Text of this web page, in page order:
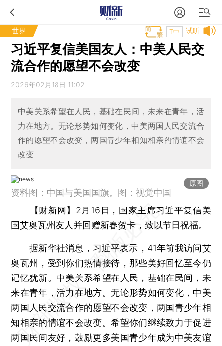
世界 试听
T中
习近平复信美国友人：中美人民交
流合作的愿望不会改变
2026年02月18日 11:02
中美关系希望在人民，基础在民间，未来在青年，活
力在地方。无论形势如何变化，中美两国人民交流合
作的愿望不会改变，两国青少年相知相亲的情谊不会
改变
原图
资料图：中国与美国国旗。图：视觉中国
【财新网】 2月16日，国家主席习近平复信美
国艾奥瓦州友人并回赠新春贺卡，致以节日祝福。
据新华社消息，习近平表示，41年前我访问艾
奥瓦州，受到你们热情接待，那些美好回忆至今仍
记忆犹新。中美关系希望在人民，基础在民间，未
来在青年，活力在地方。无论形势如何变化，中美
两国人民交流合作的愿望不会改变，两国青少年相
知相亲的情谊不会改变。希望你们继续致力于促进
两国民间友好，鼓励更多美国青少年成为中美友谊